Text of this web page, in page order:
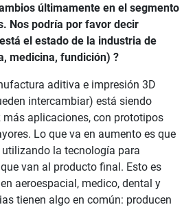
últimamente en el segmento
Nos podría por favor decir
el estado de la industria de
medicina, fundición) ?
aditiva e impresión 3D
intercambiar) está siendo
aplicaciones, con prototipos
Lo que va en aumento es que
la tecnología para
van al producto final. Esto es
aeroespacial, medico, dental y
tienen algo en común: producen